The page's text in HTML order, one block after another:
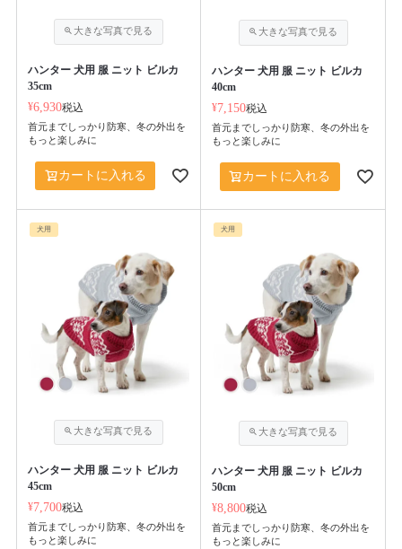
ハンター 犬用 服 ニット ビルカ
35cm
¥6,930税込
首元までしっかり防寒、冬の外出を
もっと楽しみに
カートに入れる
ハンター 犬用 服 ニット ビルカ
40cm
¥7,150税込
首元までしっかり防寒、冬の外出を
もっと楽しみに
カートに入れる
犬用
ハンター 犬用 服 ニット ビルカ
45cm
¥7,700税込
首元までしっかり防寒、冬の外出を
もっと楽しみに
犬用
ハンター 犬用 服 ニット ビルカ
50cm
¥8,800税込
首元までしっかり防寒、冬の外出を
もっと楽しみに